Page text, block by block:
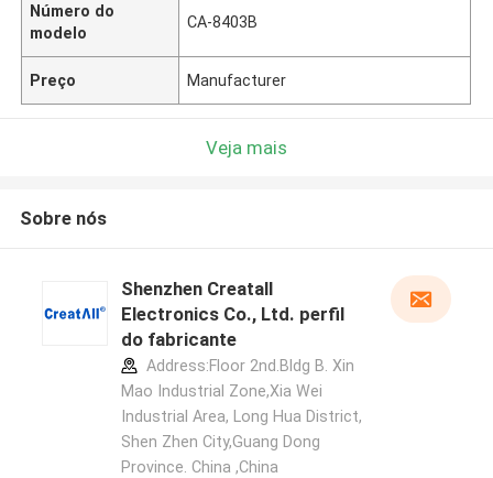
Deixe um recado
Número do
modelo
CA-8403B
Preço Manufacturer
Veja mais
Sobre nós
Shenzhen Creatall
Electronics Co., Ltd. perfil
do fabricante
Address:Floor 2nd.Bldg B. Xin
Mao Industrial Zone,Xia Wei
Industrial Area, Long Hua District,
Shen Zhen City,Guang Dong
Province. China ,China